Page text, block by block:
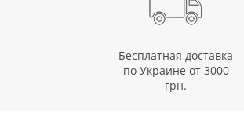
Бесплатная доставка
по Украине от 3000
грн.